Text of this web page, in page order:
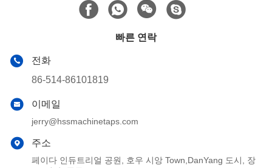
빠른 연락
전화
86-514-86101819
이메일
jerry@hssmachinetaps.com
주소
페이다 인듀트리얼 공원, 호우 시앙 Town,DanYang 도시, 장